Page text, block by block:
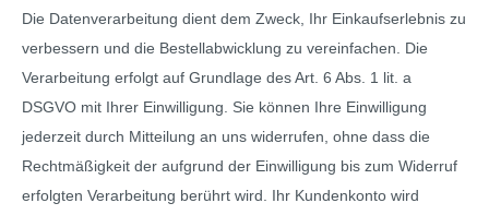
Die Datenverarbeitung dient dem Zweck, Ihr Einkaufserlebnis zu
verbessern und die Bestellabwicklung zu vereinfachen. Die
Verarbeitung erfolgt auf Grundlage des Art. 6 Abs. 1 lit. a
DSGVO mit Ihrer Einwilligung. Sie können Ihre Einwilligung
jederzeit durch Mitteilung an uns widerrufen, ohne dass die
Rechtmäßigkeit der aufgrund der Einwilligung bis zum Widerruf
erfolgten Verarbeitung berührt wird. Ihr Kundenkonto wird